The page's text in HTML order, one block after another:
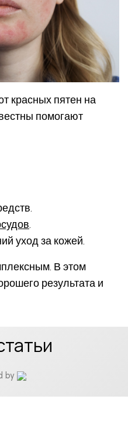
красных пятен на
помогают
.
уход за кожей.
В этом
результата и
by